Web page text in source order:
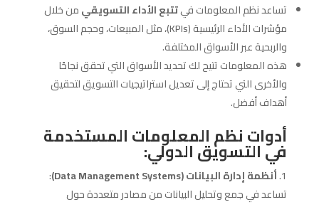
تساعد نظم المعلومات فيتتبع الأداء التسويقيمن خلال
مؤشرات الأداء الرئيسية (KPIs)، مثل المبيعات، وحجم السوق،
والربحية عبر الأسواق المختلفة.
هذه المعلومات تتيح لك تحديد الأسواق التي تحقق نجاحًا
والأخرى التي تحتاج إلى تعديل استراتيجيات التسويق لتحقيق
أهداف أفضل.
أدوات نظم المعلومات المستخدمة
في التسويق الدولي:
أنظمة إدارة البيانات (Data Management Systems)
:
تساعد في جمع وتحليل البيانات من مصادر متعددة حول